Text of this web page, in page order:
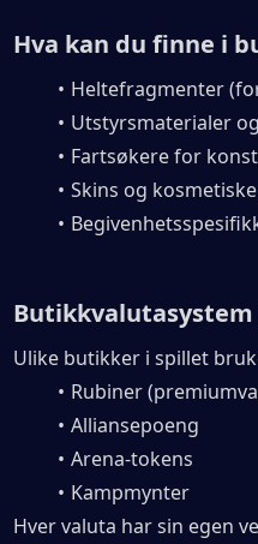
Hva kan du finne i
Heltefragmenter
Utstyrsmaterialer
Fartsøkere for
Skins og
Butikkvalutasystem
Ulike butikker i spillet
Rubiner
Alliansepoeng
Arena-tokens
Kampmynter
Hver valuta har sin egen